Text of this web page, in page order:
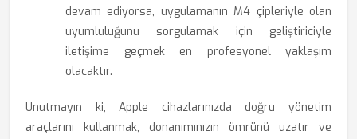
devam ediyorsa, uygulamanın M4 çipleriyle olan
uyumluluğunu sorgulamak için geliştiriciyle
iletişime geçmek en profesyonel yaklaşım
olacaktır.
Unutmayın ki, Apple cihazlarınızda doğru yönetim
araçlarını kullanmak, donanımınızın ömrünü uzatır ve